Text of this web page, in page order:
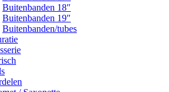
Buitenbanden 18″
Buitenbanden 19″
Buitenbanden/tubes